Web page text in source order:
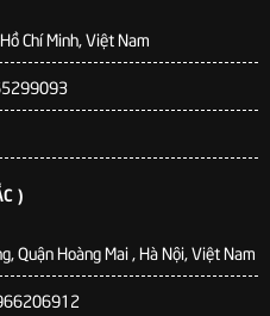
Chí Minh, Việt Nam
)
Quận Hoàng Mai , Hà Nội, Việt Nam